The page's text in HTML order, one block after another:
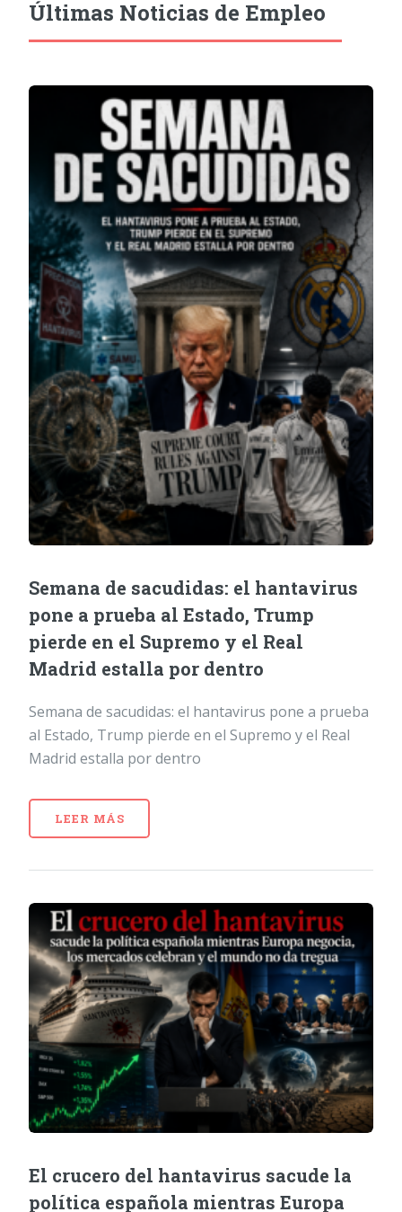
Últimas Noticias de Empleo
Semana de sacudidas: el hantavirus
pone a prueba al Estado, Trump
pierde en el Supremo y el Real
Madrid estalla por dentro
Semana de sacudidas: el hantavirus pone a prueba
al Estado, Trump pierde en el Supremo y el Real
Madrid estalla por dentro
LEER MÁS
El crucero del hantavirus sacude la
política española mientras Europa